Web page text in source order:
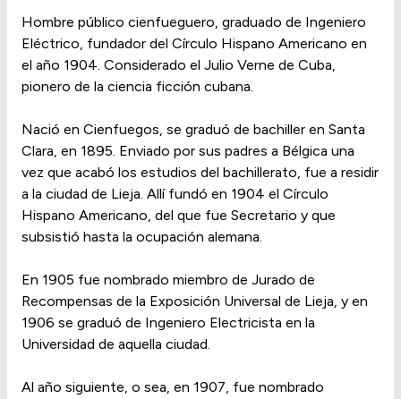
Hombre público cienfueguero, graduado de Ingeniero
Eléctrico, fundador del Círculo Hispano Americano en
el año 1904. Considerado el Julio Verne de Cuba,
pionero de la ciencia ficción cubana.
Nació en Cienfuegos, se graduó de bachiller en Santa
Clara, en 1895. Enviado por sus padres a Bélgica una
vez que acabó los estudios del bachillerato, fue a residir
a la ciudad de Lieja. Allí fundó en 1904 el Círculo
Hispano Americano, del que fue Secretario y que
subsistió hasta la ocupación alemana.
En 1905 fue nombrado miembro de Jurado de
Recompensas de la Exposición Universal de Lieja, y en
1906 se graduó de Ingeniero Electricista en la
Universidad de aquella ciudad.
Al año siguiente, o sea, en 1907, fue nombrado